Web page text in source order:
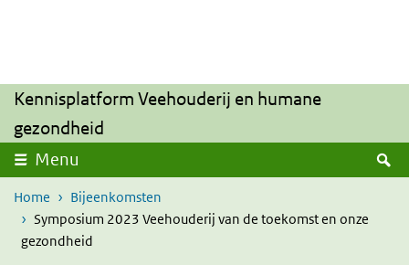
Kennisplatform Veehouderij en humane
gezondheid
Menu
Home
Bijeenkomsten
Symposium 2023 Veehouderij van de toekomst en onze
gezondheid